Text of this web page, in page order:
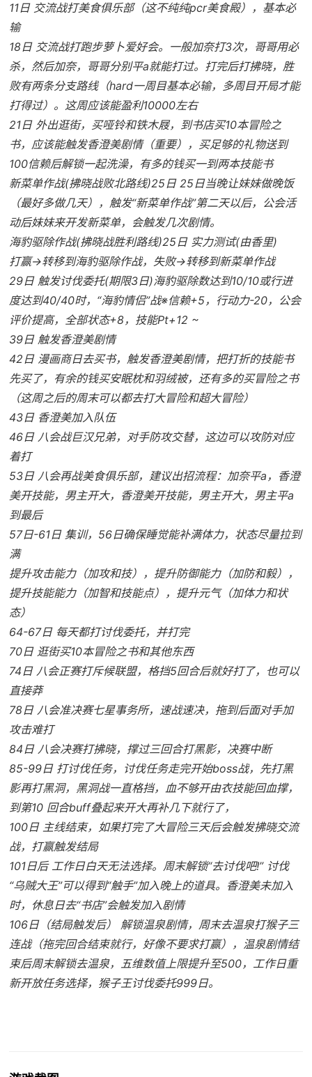
11日 交流战打美食俱乐部（这不纯纯pcr美食殿），基本必
输
18日 交流战打跑步萝卜爱好会。一般加奈打3次，哥哥用必
杀，然后加奈，哥哥分别平a就能打过。打完后打拂晓，胜
败有两条分支路线（hard一周目基本必输，多周目开局才能
打得过）。这周应该能盈利10000左右
21日 外出逛街，买哑铃和铁木屐，到书店买10本冒险之
书，应该能触发香澄美剧情（重要），买足够的礼物送到
100信赖后解锁一起洗澡，有多的钱买一到两本技能书
新菜单作战(拂晓战败北路线)25日 25日当晚让妹妹做晚饭
（最好多做几天），触发“新菜单作战”第二天以后，公会活
动后妹妹来开发新菜单，会触发几次剧情。
海豹驱除作战(拂晓战胜利路线)25日 实力测试(由香里)
打赢→转移到海豹驱除作战，失败→转移到新菜单作战
29日 触发讨伐委托(期限3日)海豹驱除数达到10/10或行进
度达到40/40时，“海豹情侣”战※信赖+5，行动力-20，公会
评价提高，全部状态+8，技能Pt+12 ~
39日 触发香澄美剧情
42日 漫画商日去买书，触发香澄美剧情，把打折的技能书
先买了，有余的钱买安眠枕和羽绒被，还有多的买冒险之书
（这周之后的周末可以都去打大冒险和超大冒险）
43日 香澄美加入队伍
46日 八会战巨汉兄弟，对手防攻交替，这边可以攻防对应
着打
53日 八会再战美食俱乐部，建议出招流程：加奈平a，香澄
美开技能，男主开大，香澄美开技能，男主开大，男主平a
到最后
57日-61日 集训，56日确保睡觉能补满体力，状态尽量拉到
满
提升攻击能力（加攻和技），提升防御能力（加防和毅），
提升技能能力（加智和技能点），提升元气（加体力和状
态）
64-67日 每天都打讨伐委托，并打完
70日 逛街买10本冒险之书和其他东西
74日 八会正赛打斥候联盟，格挡5回合后就好打了，也可以
直接莽
78日 八会准决赛七星事务所，速战速决，拖到后面对手加
攻击难打
84日 八会决赛打拂晓，撑过三回合打黑影，决赛中断
85-99日 打讨伐任务，讨伐任务走完开始boss战，先打黑
影再打黑洞，黑洞战一直格挡，血不够开由衣技能回血撑，
到第10 回合buff叠起来开大再补几下就行了，
100日 主线结束，如果打完了大冒险三天后会触发拂晓交流
战，打赢触发结局
101日后 工作日白天无法选择。周末解锁“去讨伐吧!” 讨伐
“乌贼大王”可以得到“触手”加入晚上的道具。香澄美未加入
时，休息日去“书店”会触发加入剧情
106日（结局触发后） 解锁温泉剧情，周末去温泉打猴子三
连战（拖完回合结束就行，好像不要求打赢），温泉剧情结
束后周末解锁去温泉，五维数值上限提升至500，工作日重
新开放任务选择，猴子王讨伐委托999日。